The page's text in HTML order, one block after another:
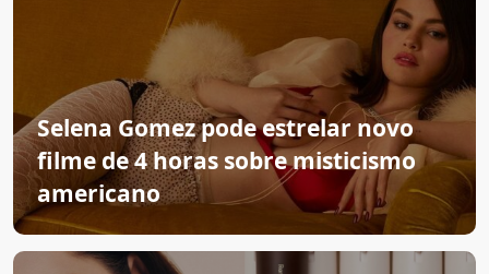
Selena Gomez pode estrelar novo
filme de 4 horas sobre misticismo
americano